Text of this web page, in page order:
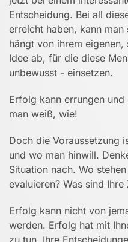
Entscheidung. Bei all
erreicht haben, kann
hängt von ihrem
Idee ab, für die diese
unbewusst - einsetzen.
Erfolg kann errungen
man weiß, wie!
Doch die Voraussetzung
und wo man hinwill.
Situation nach. Wo
evaluieren? Was sind Ihre
Erfolg kann nicht von
werden. Erfolg hat mit